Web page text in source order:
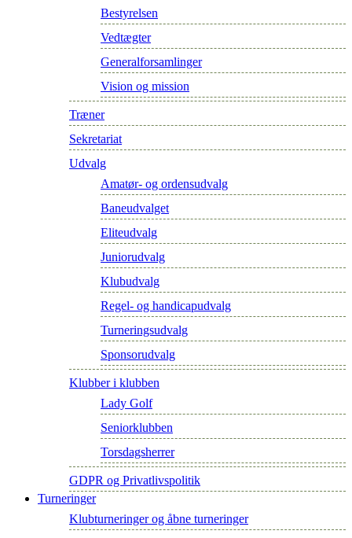
Bestyrelsen
Vedtægter
Generalforsamlinger
Vision og mission
Træner
Sekretariat
Udvalg
Amatør- og ordensudvalg
Baneudvalget
Eliteudvalg
Juniorudvalg
Klubudvalg
Regel- og handicapudvalg
Turneringsudvalg
Sponsorudvalg
Klubber i klubben
Lady Golf
Seniorklubben
Torsdagsherrer
GDPR og Privatlivspolitik
Turneringer
Klubturneringer og åbne turneringer